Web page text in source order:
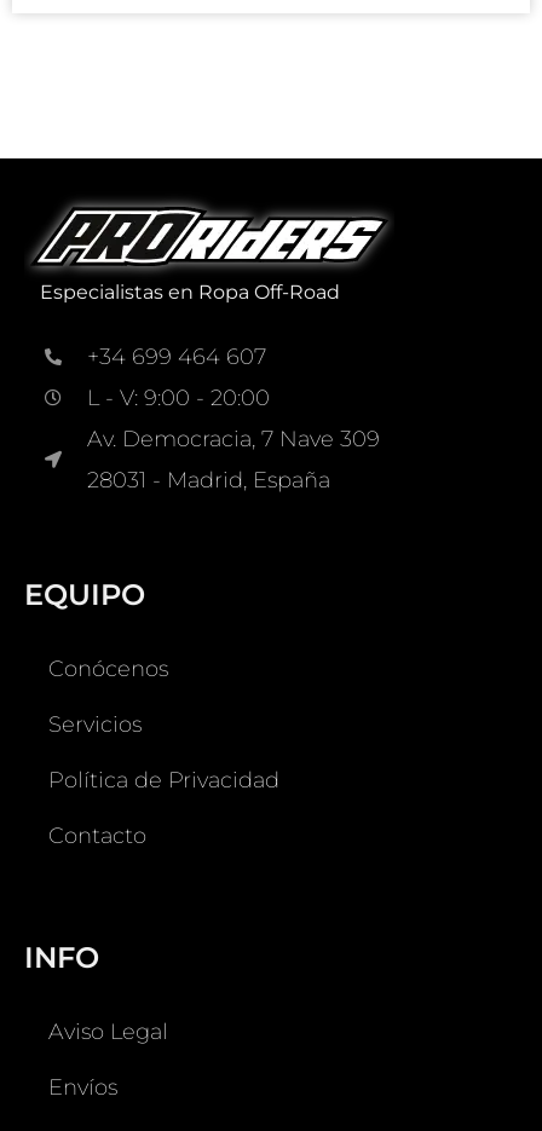
Especialistas en Ropa Off-Road
+34 699 464 607
L - V: 9:00 - 20:00
Av. Democracia, 7 Nave 309
28031 - Madrid, España
EQUIPO
Conócenos
Servicios
Política de Privacidad
Contacto
INFO
Aviso Legal
Envíos